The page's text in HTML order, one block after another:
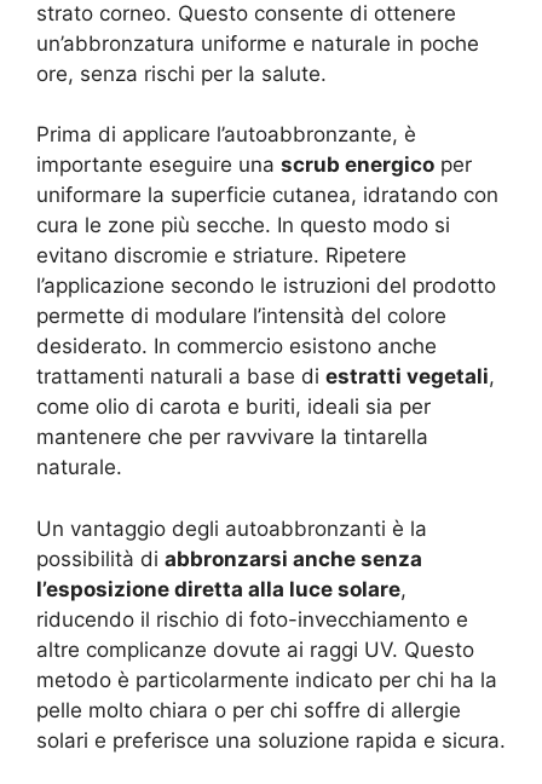
strato corneo. Questo consente di ottenere
un’abbronzatura uniforme e naturale in poche
ore, senza rischi per la salute.
Prima di applicare l’autoabbronzante, è
importante eseguire una scrub energico per
uniformare la superficie cutanea, idratando con
cura le zone più secche. In questo modo si
evitano discromie e striature. Ripetere
l’applicazione secondo le istruzioni del prodotto
permette di modulare l’intensità del colore
desiderato. In commercio esistono anche
trattamenti naturali a base di estratti vegetali,
come olio di carota e buriti, ideali sia per
mantenere che per ravvivare la tintarella
naturale.
Un vantaggio degli autoabbronzanti è la
possibilità di abbronzarsi anche senza
l’esposizione diretta alla luce solare,
riducendo il rischio di foto-invecchiamento e
altre complicanze dovute ai raggi UV. Questo
metodo è particolarmente indicato per chi ha la
pelle molto chiara o per chi soffre di allergie
solari e preferisce una soluzione rapida e sicura.